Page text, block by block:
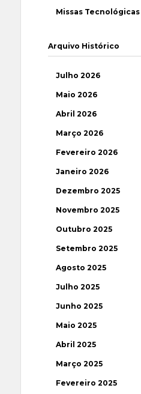
Missas Tecnológicas
Arquivo Histórico
Julho 2026
Maio 2026
Abril 2026
Março 2026
Fevereiro 2026
Janeiro 2026
Dezembro 2025
Novembro 2025
Outubro 2025
Setembro 2025
Agosto 2025
Julho 2025
Junho 2025
Maio 2025
Abril 2025
Março 2025
Fevereiro 2025